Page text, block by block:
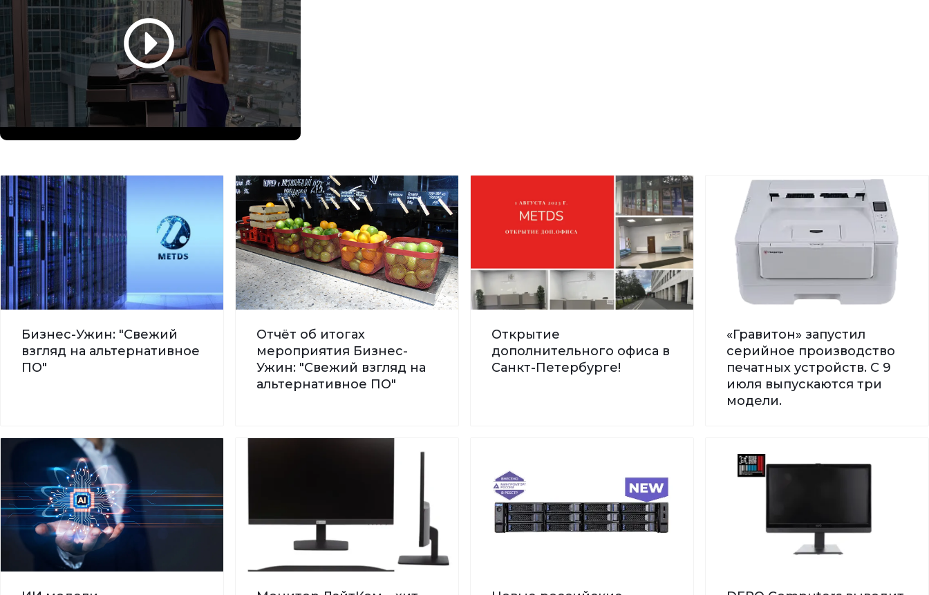
Бизнес-Ужин: "Свежий
взгляд на альтернативное
ПО"
Отчёт об итогах
мероприятия Бизнес-
Ужин: "Свежий взгляд на
альтернативное ПО"
Открытие
дополнительного офиса в
Санкт-Петербурге!
«Гравитон» запустил
серийное производство
печатных устройств. С 9
июля выпускаются три
модели.